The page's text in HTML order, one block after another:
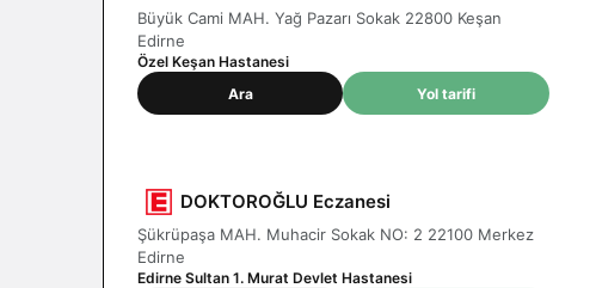
Büyük Cami MAH. Yağ Pazarı Sokak 22800 Keşan
Edirne
Özel Keşan Hastanesi
Ara
Yol tarifi
DOKTOROĞLU Eczanesi
Şükrüpaşa MAH. Muhacir Sokak NO: 2 22100 Merkez
Edirne
Edirne Sultan 1. Murat Devlet Hastanesi